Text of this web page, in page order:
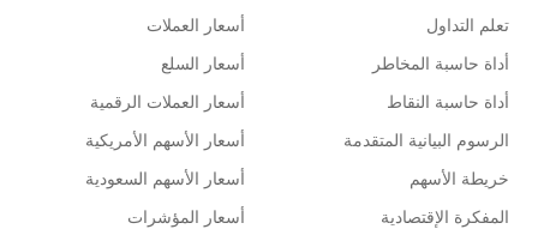
تعلم التداول
أداة حاسبة المخاطر
أداة حاسبة النقاط
الرسوم البيانية المتقدمة
خريطة الأسهم
المفكرة الإقتصادية
أسعار العملات
أسعار السلع
أسعار العملات الرقمية
أسعار الأسهم الأمريكية
أسعار الأسهم السعودية
أسعار المؤشرات